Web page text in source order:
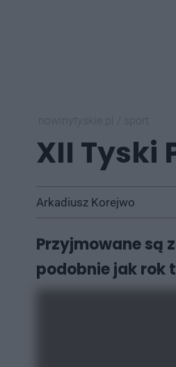
XII Tyski
Arkadiusz Korejwo
Przyjmowane są
podobnie jak rok